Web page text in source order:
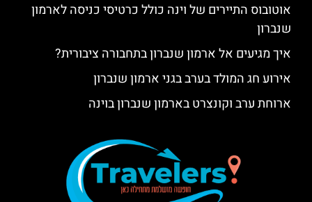
אוטובוס התיירים של וינה כולל כרטיסי כניסה לארמון
שנברון
איך מגיעים אל ארמון שנברון בתחבורה ציבורית?
אירוע חג המולד בערב בגני ארמון שנברון
ארוחת ערב וקונצרט בארמון שנברון בוינה